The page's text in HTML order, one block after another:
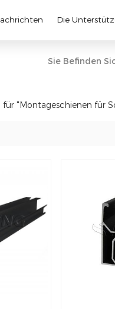
Die
Sie Befinden
für "Montageschienen für